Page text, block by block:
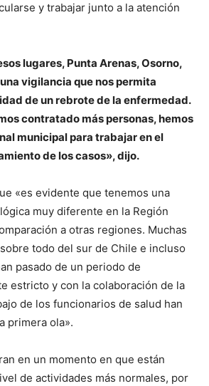
y trabajar junto a la atención
lugares, Punta Arenas, Osorno,
vigilancia que nos permita
de un rebrote de la enfermedad.
contratado más personas, hemos
municipal para trabajar en el
de los casos», dijo.
«es evidente que tenemos una
muy diferente en la Región
a otras regiones. Muchas
todo del sur de Chile e incluso
pasado de un periodo de
estricto y con la colaboración de la
de los funcionarios de salud han
primera ola».
en un momento en que están
de actividades más normales, por